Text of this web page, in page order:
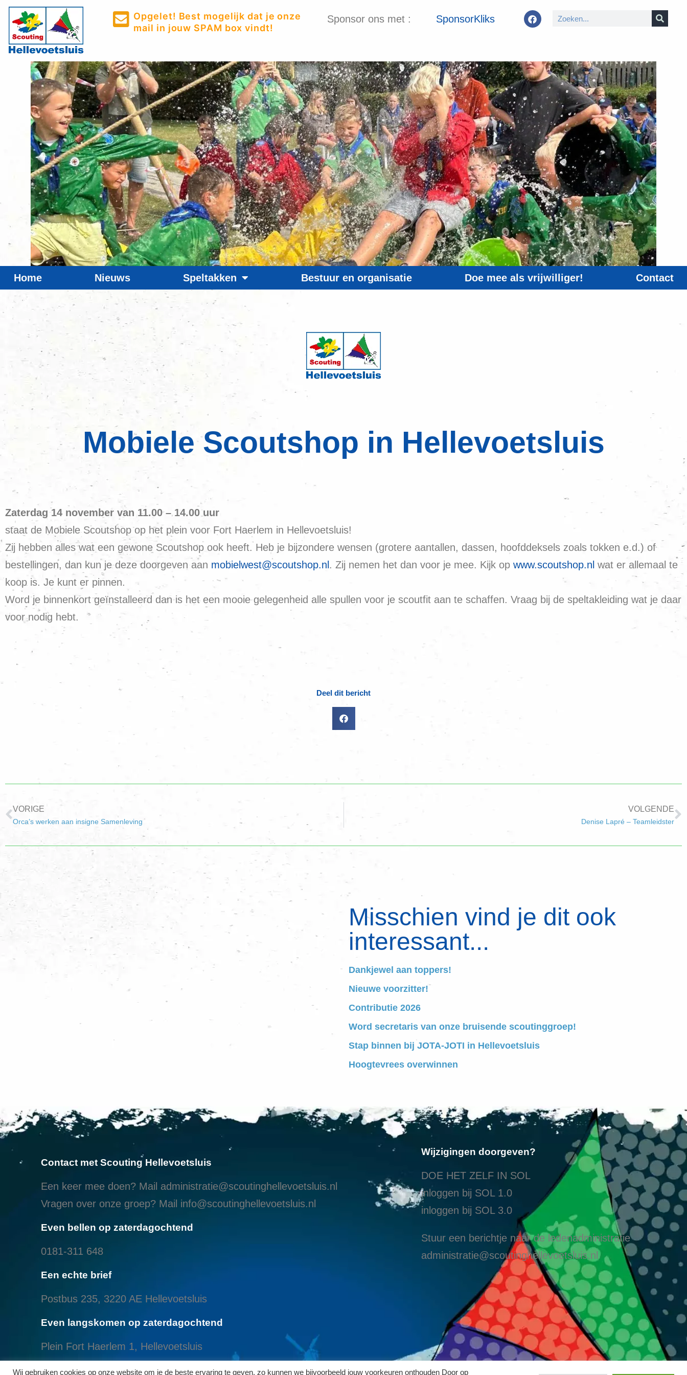
Opgelet! Best mogelijk dat je onze
mail in jouw SPAM box vindt!
Sponsor ons met : SponsorKliks
Home Nieuws Speltakken Bestuur en organisatie Doe mee als vrijwilliger! Contact
Mobiele Scoutshop in Hellevoetsluis
Zaterdag 14 november van 11.00 – 14.00 uur
staat de Mobiele Scoutshop op het plein voor Fort Haerlem in Hellevoetsluis!
Zij hebben alles wat een gewone Scoutshop ook heeft. Heb je bijzondere wensen (grotere aantallen, dassen, hoofddeksels zoals tokken e.d.) of
bestellingen, dan kun je deze doorgeven aan mobielwest@scoutshop.nl . Zij nemen het dan voor je mee. Kijk op www.scoutshop.nl wat er allemaal te
koop is. Je kunt er pinnen.
Word je binnenkort geïnstalleerd dan is het een mooie gelegenheid alle spullen voor je scoutfit aan te schaffen. Vraag bij de speltakleiding wat je daar
voor nodig hebt.
Deel dit bericht
VORIGE
Orca’s werken aan insigne Samenleving
VOLGENDE
Denise Lapré – Teamleidster
Misschien vind je dit ook
interessant...
Dankjewel aan toppers!
Nieuwe voorzitter!
Contributie 2026
Word secretaris van onze bruisende scoutinggroep!
Stap binnen bij JOTA-JOTI in Hellevoetsluis
Hoogtevrees overwinnen
Contact met Scouting Hellevoetsluis
Een keer mee doen? Mail administratie@scoutinghellevoetsluis.nl
Vragen over onze groep? Mail info@scoutinghellevoetsluis.nl
Even bellen op zaterdagochtend
0181-311 648
Een echte brief
Postbus 235, 3220 AE Hellevoetsluis
Even langskomen op zaterdagochtend
Plein Fort Haerlem 1, Hellevoetsluis
Even langskomen aan het Brielse meer
Wijzigingen doorgeven?
DOE HET ZELF IN SOL
inloggen bij SOL 1.0
inloggen bij SOL 3.0
Stuur een berichtje naar de ledenadministratie
administratie@scoutinghellevoetsluis.nl
Wij gebruiken cookies op onze website om je de beste ervaring te geven, zo kunnen we bijvoorbeeld jouw voorkeuren onthouden Door op